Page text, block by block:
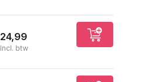
24,99
Incl. btw